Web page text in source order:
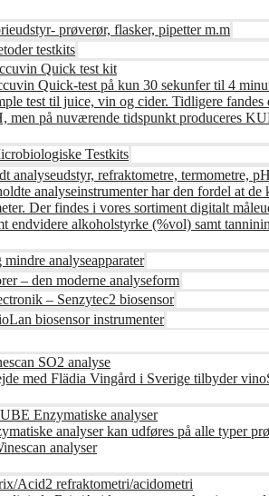
prøverør, flasker, pipetter m.m
testkits
Quick test kit
Quick-test på kun 30 sekunfer til 4
test til juice, vin og cider. Tidligere
men på nuværende tidspunkt produceres
Testkits
analyseudstyr, refraktometre, termometre,
analyseinstrumenter har den fordel at
Der findes i vores sortiment digitalt
endvidere alkoholstyrke (%vol) samt
mindre analyseapparater
– den moderne analyseform
– Senzytec2 biosensor
biosensor instrumenter
SO2 analyse
med Flädia Vingård i Sverige tilbyder
Enzymatiske analyser
analyser kan udføres på alle typer
analyser
Acid2 refraktometri/acidometri